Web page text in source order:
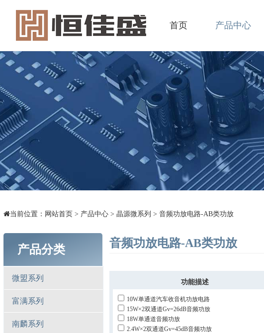
首页 产品中心
当前位置： 网站首页 > 产品中心> 晶源微系列 > 音频功放电路-AB类功放
产品分类
微盟系列
富满系列
南麟系列
音频功放电路-AB类功放
功能描述
10W单通道汽车收音机功放电路
15W×2双通道Gv=26dB音频功放
18W单通道音频功放
2.4W×2双通道Gv=45dB音频功放